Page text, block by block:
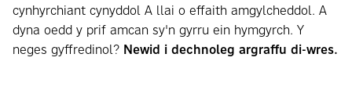
cynhyrchiant cynyddol A llai o effaith amgylcheddol. A
dyna oedd y prif amcan sy'n gyrru ein hymgyrch. Y
neges gyffredinol? Newid i dechnoleg argraffu di-wres.